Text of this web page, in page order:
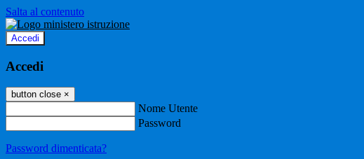
Salta al contenuto
Accedi
Accedi
button close ×
Nome Utente
Password
Password dimenticata?